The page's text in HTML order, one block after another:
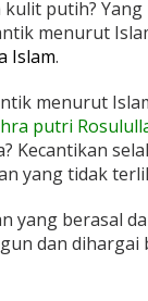
kulit putih?
menurut
Islam.
menurut
putri
Kecantikan
yang tidak
yang berasal
dan dihargai